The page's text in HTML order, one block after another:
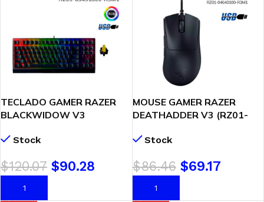
TECLADO GAMER RAZER
BLACKWIDOW V3
03491800-R3M1) SWITCH
RAZER CHROMA RGB
Stock
$120.07 $90.28
AÑADIR AL CARRITO
MOUSE GAMER RAZER
DEATHADDER V3 (RZ01-
FOCUS PRO | BLACK
Stock
$86.46 $69.17
AÑADIR AL CARRITO